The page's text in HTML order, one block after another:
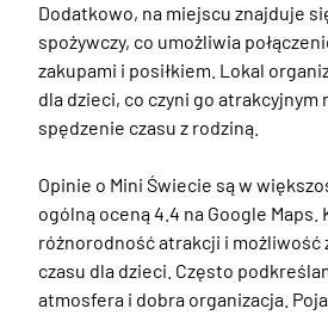
Dodatkowo, na miejscu znajduje
spożywczy, co umożliwia
zakupami i posiłkiem. Lokal
dla dzieci, co czyni go atrakcyjnym
spędzenie czasu z rodziną.
Opinie o Mini Świecie są w
ogólną oceną 4.4 na Google Maps.
różnorodność atrakcji i możliwość
czasu dla dzieci. Często
atmosfera i dobra organizacja.